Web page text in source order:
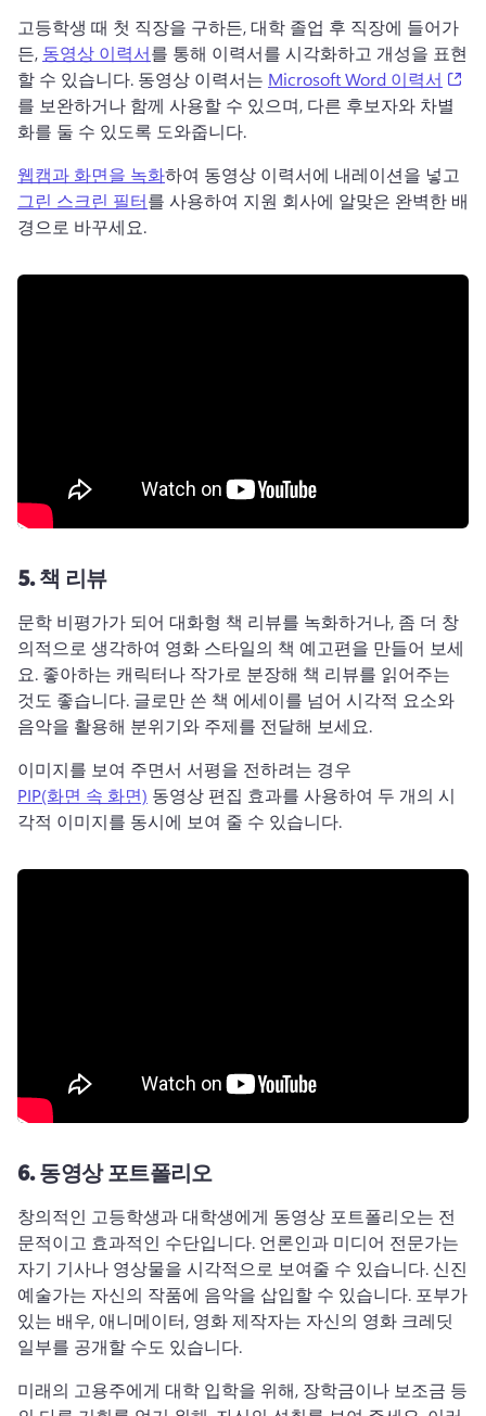
고등학생 때 첫 직장을 구하든, 대학 졸업 후 직장에 들어가
든, 동영상 이력서를 통해 이력서를 시각화하고 개성을 표현
할 수 있습니다. 동영상 이력서는 Microsoft Word 이력서
를 보완하거나 함께 사용할 수 있으며, 다른 후보자와 차별
화를 둘 수 있도록 도와줍니다.
웹캠과 화면을 녹화하여 동영상 이력서에 내레이션을 넣고
그린 스크린 필터를 사용하여 지원 회사에 알맞은 완벽한 배
경으로 바꾸세요.
5.책 리뷰
문학 비평가가 되어 대화형 책 리뷰를 녹화하거나, 좀 더 창
의적으로 생각하여 영화 스타일의 책 예고편을 만들어 보세
요. 좋아하는 캐릭터나 작가로 분장해 책 리뷰를 읽어주는
것도 좋습니다. 글로만 쓴 책 에세이를 넘어 시각적 요소와
음악을 활용해 분위기와 주제를 전달해 보세요.
이미지를 보여 주면서 서평을 전하려는 경우
PIP(화면 속 화면) 동영상 편집 효과를 사용하여 두 개의 시
각적 이미지를 동시에 보여 줄 수 있습니다.
6.동영상 포트폴리오
창의적인 고등학생과 대학생에게 동영상 포트폴리오는 전
문적이고 효과적인 수단입니다. 언론인과 미디어 전문가는
자기 기사나 영상물을 시각적으로 보여줄 수 있습니다. 신진
예술가는 자신의 작품에 음악을 삽입할 수 있습니다. 포부가
있는 배우, 애니메이터, 영화 제작자는 자신의 영화 크레딧
일부를 공개할 수도 있습니다.
미래의 고용주에게 ​대학 입학을 위해, 장학금이나 보조금 등